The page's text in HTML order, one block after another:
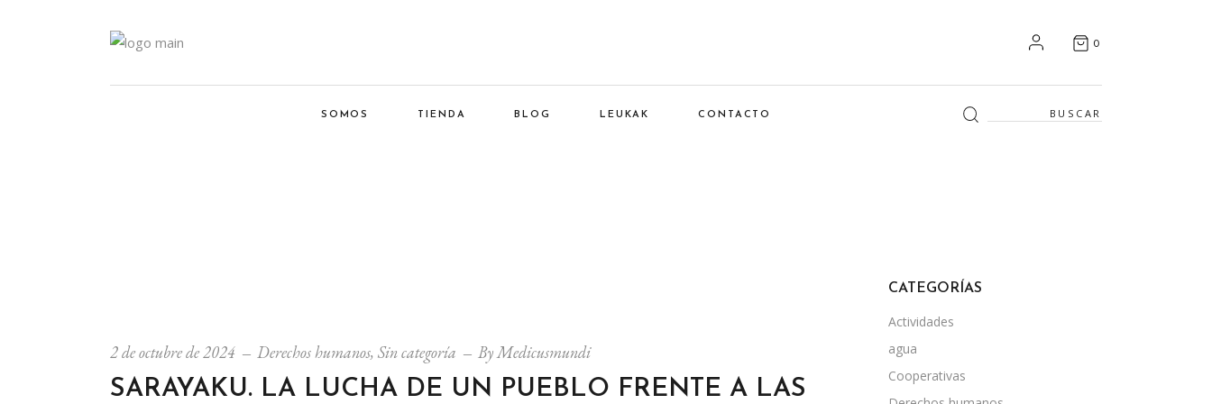
0
SOMOS TIENDA BLOG LEUKAK CONTACTO Search
for:
2 de octubre de 2024 Derechos humanos, Sin categoría ByMedicusmundi
SARAYAKU. LA LUCHA DE UN PUEBLO FRENTE A LAS
CATEGORÍAS
Actividades
agua
Cooperativas